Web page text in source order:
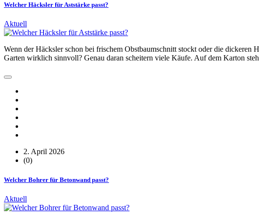
Welcher Häcksler für Aststärke passt?
Aktuell
Wenn der Häcksler schon bei frischem Obstbaumschnitt stockt oder die
Garten wirklich sinnvoll? Genau daran scheitern viele Käufe. Auf dem Karton
2. April 2026
(0)
Welcher Bohrer für Betonwand passt?
Aktuell